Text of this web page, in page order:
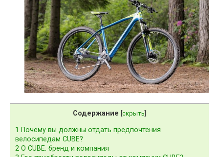
Содержание скрыть
1 Почему вы должны отдать предпочтения
велосипедам CUBE?
2 О CUBE: бренд и компания